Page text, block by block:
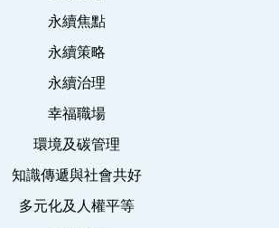
永續焦點
永續策略
永續治理
幸福職場
環境及碳管理
知識傳遞與社會共好
多元化及人權平等